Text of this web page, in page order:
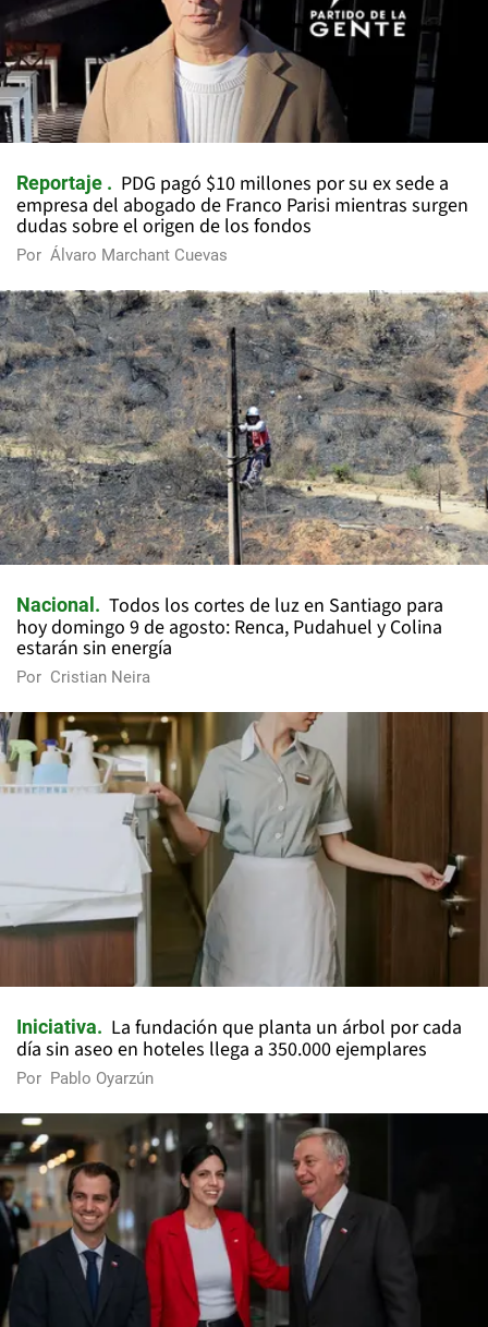
Reportaje
PDG pagó $10 millones por su ex sede a
empresa del abogado de Franco Parisi mientras surgen
dudas sobre el origen de los fondos
Por Álvaro Marchant Cuevas
Nacional
Todos los cortes de luz en Santiago para
hoy domingo 9 de agosto: Renca, Pudahuel y Colina
estarán sin energía
Por Cristian Neira
Iniciativa
La fundación que planta un árbol por cada
día sin aseo en hoteles llega a 350.000 ejemplares
Por Pablo Oyarzún